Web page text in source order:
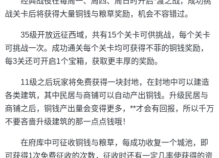
战关卡后将获得大量铜钱与粮草奖励，机会不容错过。
35级开放远征西域，共有15个关卡可供挑战，每个关卡
可挑战一次。成功通关每个关卡均可获得不菲的铜钱奖励，
每3关还可开启1个宝箱，获取更丰厚的奖励。
11级之后玩家将免费获得一块封地，在封地中可以建造
各类建筑，其中民居与商铺可以自动产出铜钱。升级民居与
商铺之后，铜钱产出量会变得更多，**才会有回报，所以千万
不要吝啬升级建筑的那一点点钱哦！
在府库中可征收铜钱与粮草，每成功收复一个城池，即
可获得1次免费征收的次数，征收时还有一定几率使获得的资